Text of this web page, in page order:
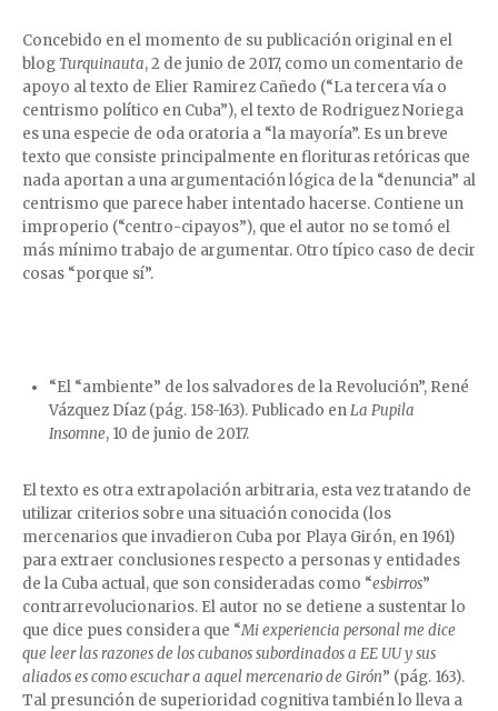
Concebido en el momento de su publicación original en el
blog Turquinauta, 2 de junio de 2017, como un comentario de
apoyo al texto de Elier Ramirez Cañedo (“La tercera vía o
centrismo político en Cuba”), el texto de Rodriguez Noriega
es una especie de oda oratoria a “la mayoría”. Es un breve
texto que consiste principalmente en florituras retóricas que
nada aportan a una argumentación lógica de la “denuncia” al
centrismo que parece haber intentado hacerse. Contiene un
improperio (“centro-cipayos”), que el autor no se tomó el
más mínimo trabajo de argumentar. Otro típico caso de decir
cosas “porque sí”.
“El “ambiente” de los salvadores de la Revolución”, René
Vázquez Díaz (pág. 158-163). Publicado enLa Pupila
Insomne, 10 de junio de 2017.
El texto es otra extrapolación arbitraria, esta vez tratando de
utilizar criterios sobre una situación conocida (los
mercenarios que invadieron Cuba por Playa Girón, en 1961)
para extraer conclusiones respecto a personas y entidades
de la Cuba actual, que son consideradas como “esbirros”
contrarrevolucionarios. El autor no se detiene a sustentar lo
que dice pues considera que “Mi experiencia personal me dice
que leer las razones de los cubanos subordinados a EE UU y sus
aliados es como escuchar a aquel mercenario de Girón” (pág. 163).
Tal presunción de superioridad cognitiva también lo lleva a